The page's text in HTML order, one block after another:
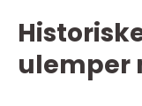
ulemper